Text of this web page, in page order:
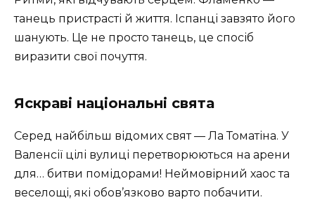
танець пристрасті й життя. Іспанці завзято його
шанують. Це не просто танець, це спосіб
виразити свої почуття.
Яскраві національні свята
Серед найбільш відомих свят — Ла Томатіна. У
Валенсії цілі вулиці перетворюються на арени
для… битви помідорами! Неймовірний хаос та
веселощі, які обов’язково варто побачити.